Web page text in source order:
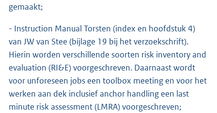
gemaakt;
- Instruction Manual Torsten (index en hoofdstuk 4)
van JW van Stee (bijlage 19 bij het verzoekschrift).
Hierin worden verschillende soorten risk inventory and
evaluation (RI&E) voorgeschreven. Daarnaast wordt
voor unforeseen jobs een toolbox meeting en voor het
werken aan dek inclusief anchor handling een last
minute risk assessment (LMRA) voorgeschreven;